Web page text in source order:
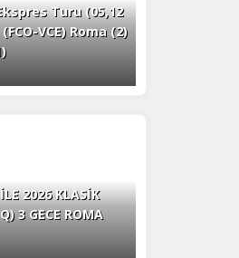
Turu (05,12
VCE) Roma (2)
2026 KLASİK
3 GECE ROMA